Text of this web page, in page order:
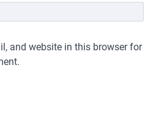
and website in this browser for